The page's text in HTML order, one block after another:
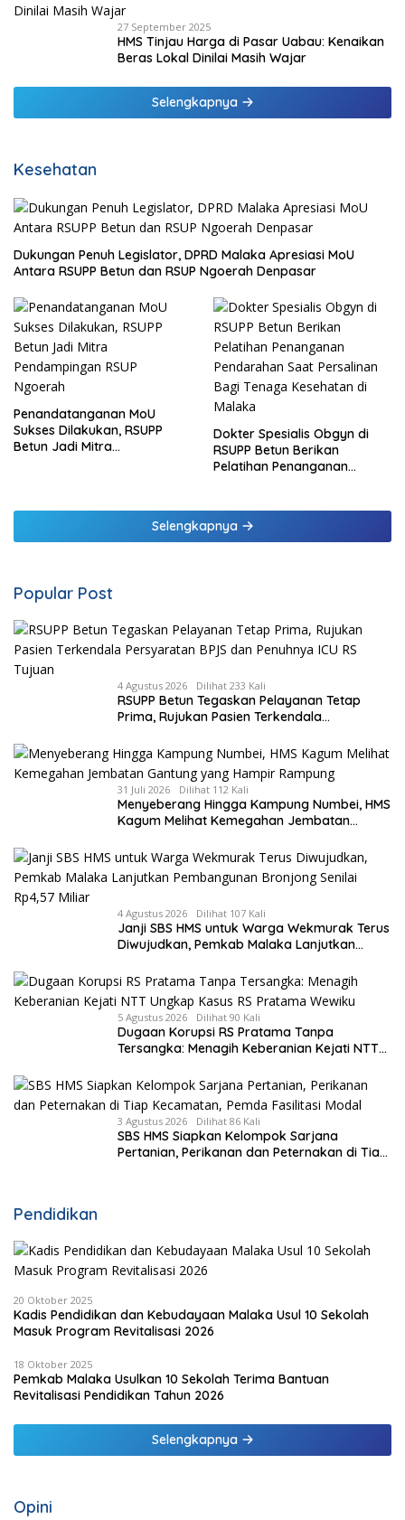
27 September 2025
HMS Tinjau Harga di Pasar Uabau: Kenaikan
Beras Lokal Dinilai Masih Wajar
Selengkapnya
Kesehatan
Dukungan Penuh Legislator, DPRD Malaka Apresiasi MoU
Antara RSUPP Betun dan RSUP Ngoerah Denpasar
Penandatanganan MoU
Sukses Dilakukan, RSUPP
Betun Jadi Mitra
Dokter Spesialis Obgyn di
RSUPP Betun Berikan
Pelatihan Penanganan
Malaka
Selengkapnya
Popular Post
4 Agustus 2026 Dilihat 233 Kali
RSUPP Betun Tegaskan Pelayanan Tetap
Prima, Rujukan Pasien Terkendala
Tujuan
31 Juli 2026 Dilihat 112 Kali
Menyeberang Hingga Kampung Numbei, HMS
Kagum Melihat Kemegahan Jembatan
4 Agustus 2026 Dilihat 107 Kali
Janji SBS HMS untuk Warga Wekmurak Terus
Diwujudkan, Pemkab Malaka Lanjutkan
5 Agustus 2026 Dilihat 90 Kali
Dugaan Korupsi RS Pratama Tanpa
Tersangka: Menagih Keberanian Kejati NTT
3 Agustus 2026 Dilihat 86 Kali
SBS HMS Siapkan Kelompok Sarjana
Pertanian, Perikanan dan Peternakan di Tiap
Pendidikan
20 Oktober 2025
Kadis Pendidikan dan Kebudayaan Malaka Usul 10 Sekolah
Masuk Program Revitalisasi 2026
18 Oktober 2025
Pemkab Malaka Usulkan 10 Sekolah Terima Bantuan
Revitalisasi Pendidikan Tahun 2026
Selengkapnya
Opini